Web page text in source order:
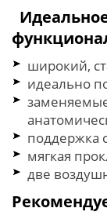
широкий,
идеально
поддержка
мягкая
две